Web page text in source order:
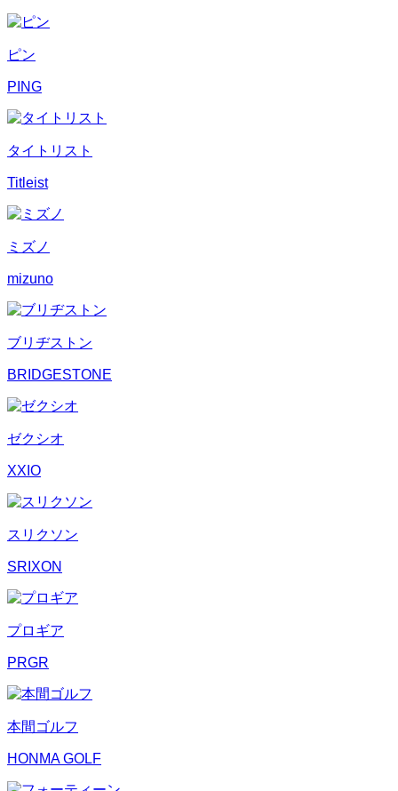
ピン
PING
タイトリスト
Titleist
ミズノ
mizuno
ブリヂストン
BRIDGESTONE
ゼクシオ
XXIO
スリクソン
SRIXON
プロギア
PRGR
本間ゴルフ
HONMA GOLF